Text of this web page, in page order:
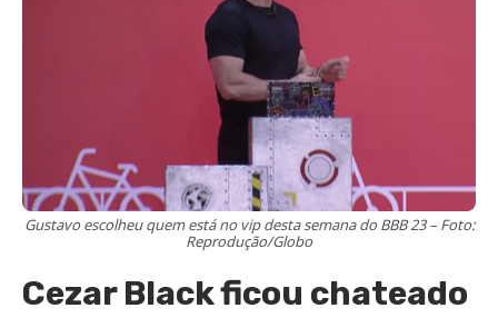
Gustavo escolheu quem está no vip desta semana do BBB 23 – Foto:
Reprodução/Globo
Cezar Black ficou chateado